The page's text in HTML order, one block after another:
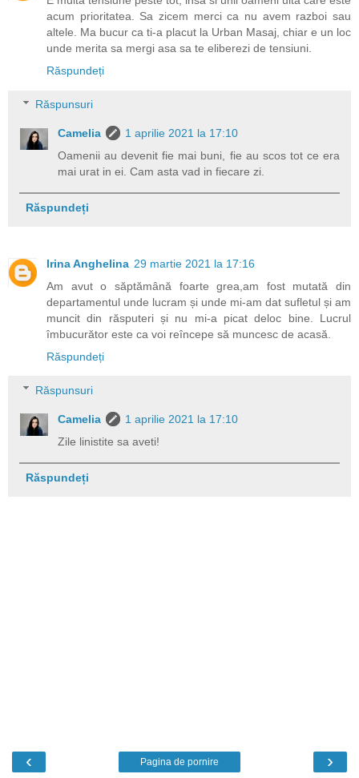
acum prioritatea. Sa zicem merci ca nu avem razboi sau
altele. Ma bucur ca ti-a placut la Urban Masaj, chiar e un loc
unde merita sa mergi asa sa te eliberezi de tensiuni.
Răspundeți
Răspunsuri
Camelia
1 aprilie 2021 la 17:10
Oamenii au devenit fie mai buni, fie au scos tot ce era
mai urat in ei. Cam asta vad in fiecare zi.
Răspundeți
Irina Anghelina 29 martie 2021 la 17:16
Am avut o săptămână foarte grea,am fost mutată din
departamentul unde lucram și unde mi-am dat sufletul și am
muncit din răsputeri și nu mi-a picat deloc bine. Lucrul
îmbucurător este ca voi reîncepe să muncesc de acasă.
Răspundeți
Răspunsuri
Camelia
1 aprilie 2021 la 17:10
Zile linistite sa aveti!
Răspundeți
‹ ›
Pagina de pornire